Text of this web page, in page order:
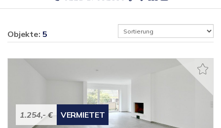
Objekte: 5
1.254,- € VERMIETET